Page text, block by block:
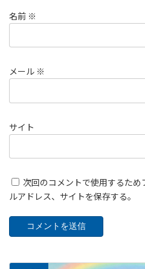
名前 ※
メール ※
サイト
次回のコメントで使用するた
ルアドレス、サイトを保存する。